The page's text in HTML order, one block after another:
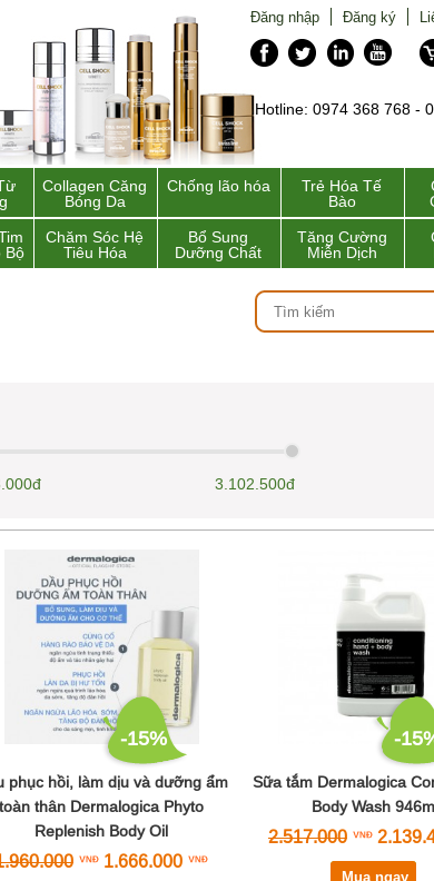
Đăng nhập Đăng ký
Hotline: 0974 368 768 -
Collagen Căng
Bóng Da
Chống lão hóa
Trẻ Hóa Tế
Bào
Bộ
Chăm Sóc Hệ
Tiêu Hóa
Bổ Sung
Dưỡng Chất
Tăng Cường
Miễn Dịch
3.102.500đ
-15%
phục hồi, làm dịu và dưỡng ẩm
toàn thân Dermalogica Phyto
Replenish Body Oil
1.666.000
-
Sữa tắm Dermalogica
Body Wash
2.517.000
Mua ngay